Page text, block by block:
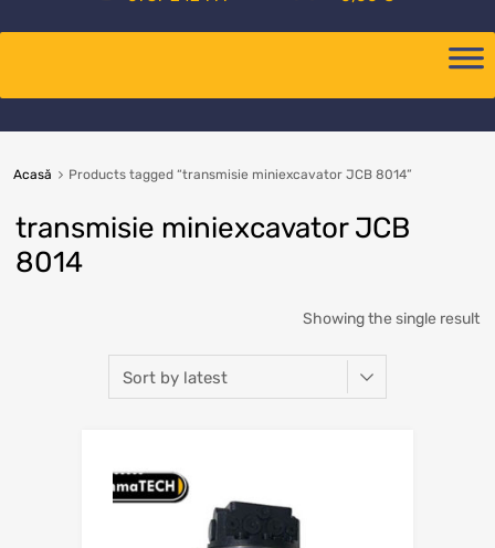
Acasă Products tagged “transmisie miniexcavator JCB 8014”
transmisie miniexcavator JCB
8014
Showing the single result